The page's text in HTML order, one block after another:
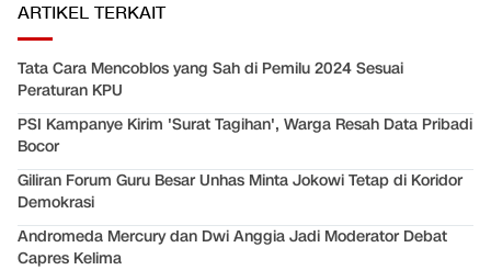
ARTIKEL TERKAIT
Tata Cara Mencoblos yang Sah di Pemilu 2024 Sesuai
Peraturan KPU
PSI Kampanye Kirim 'Surat Tagihan', Warga Resah Data Pribadi
Bocor
Giliran Forum Guru Besar Unhas Minta Jokowi Tetap di Koridor
Demokrasi
Andromeda Mercury dan Dwi Anggia Jadi Moderator Debat
Capres Kelima